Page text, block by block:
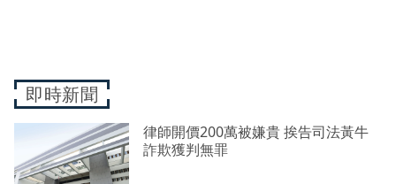
即時新聞
律師開價200萬被嫌貴 挨告司法黃牛
詐欺獲判無罪